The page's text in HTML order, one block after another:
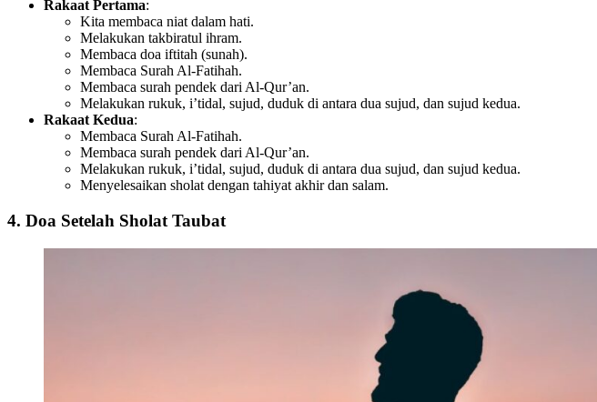
Rakaat Pertama:
Kita membaca niat dalam hati.
Melakukan takbiratul ihram.
Membaca doa iftitah (sunah).
Membaca Surah Al-Fatihah.
Membaca surah pendek dari Al-Qur’an.
Melakukan rukuk, i’tidal, sujud, duduk di antara dua sujud, dan sujud kedua.
Rakaat Kedua:
Membaca Surah Al-Fatihah.
Membaca surah pendek dari Al-Qur’an.
Melakukan rukuk, i’tidal, sujud, duduk di antara dua sujud, dan sujud kedua.
Menyelesaikan sholat dengan tahiyat akhir dan salam.
4. Doa Setelah Sholat Taubat